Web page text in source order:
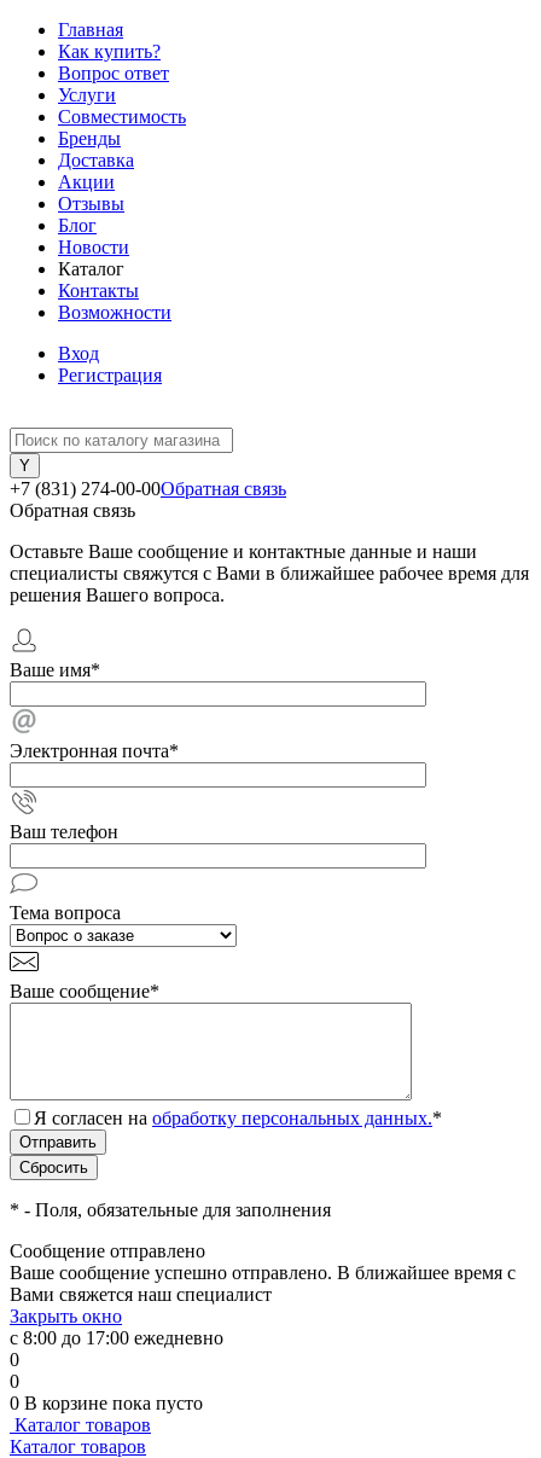
Главная
Как купить?
Вопрос ответ
Услуги
Совместимость
Бренды
Доставка
Акции
Отзывы
Блог
Новости
Каталог
Контакты
Возможности
Вход
Регистрация
+7 (831) 274-00-00Обратная связь
Обратная связь
Оставьте Ваше сообщение и контактные данные и наши
специалисты свяжутся с Вами в ближайшее рабочее время для
решения Вашего вопроса.
Ваше имя*
Электронная почта*
Ваш телефон
Тема вопроса
Ваше сообщение*
Я согласен на обработку персональных данных.*
* - Поля, обязательные для заполнения
Сообщение отправлено
Ваше сообщение успешно отправлено. В ближайшее время с
Вами свяжется наш специалист
Закрыть окно
с 8:00 до 17:00 ежедневно
0
0
0 В корзине пока пусто
Каталог товаров
Каталог товаров